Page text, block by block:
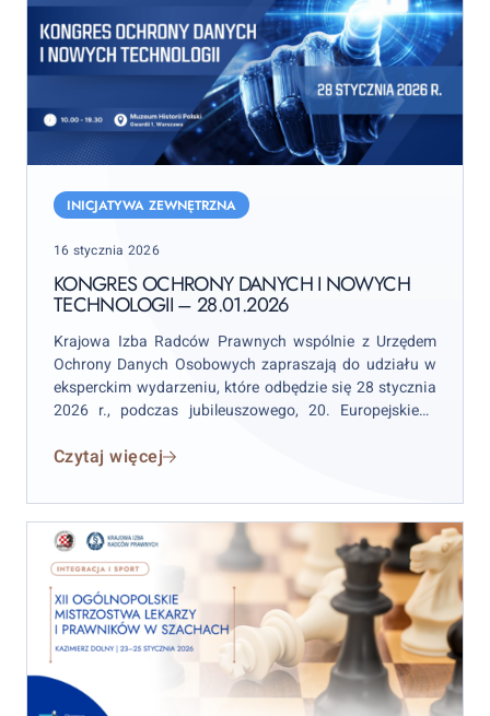
Ochrony
Nowych
Technologii
28.01.2026
INICJATYWA ZEWNĘTRZNA
Posted
16 stycznia 2026
KONGRES OCHRONY DANYCH I NOWYCH
TECHNOLOGII – 28.01.2026
Krajowa Izba Radców Prawnych wspólnie z Urzędem
Ochrony Danych Osobowych zapraszają do udziału w
eksperckim wydarzeniu, które odbędzie się 28 stycznia
2026 r., podczas jubileuszowego, 20. Europejskiego
jedną z najważniejszych ogólnopolskich platform
danych osobowych, nowych technologii oraz regulacji
cyfrowych.
Czytaj więcej